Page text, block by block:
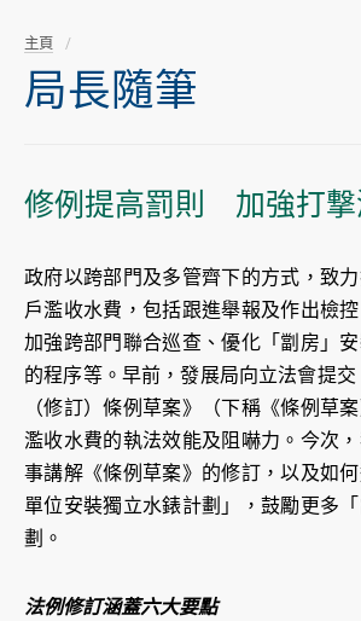
主頁
局長隨筆
修例提高罰則 加強打撃
政府以跨部門及多管齊下的方式，致
戶濫收水費，包括跟進舉報及作出檢
加強跨部門聯合巡查、優化「劏房」
的程序等。早前，發展局向立法會提
（修訂）條例草案》（下稱《條例草
濫收水費的執法效能及阻嚇力。今次
事講解《條例草案》的修訂，以及如
單位安裝獨立水錶計劃」，鼓勵更多
劃。
法例修訂涵蓋六大要點